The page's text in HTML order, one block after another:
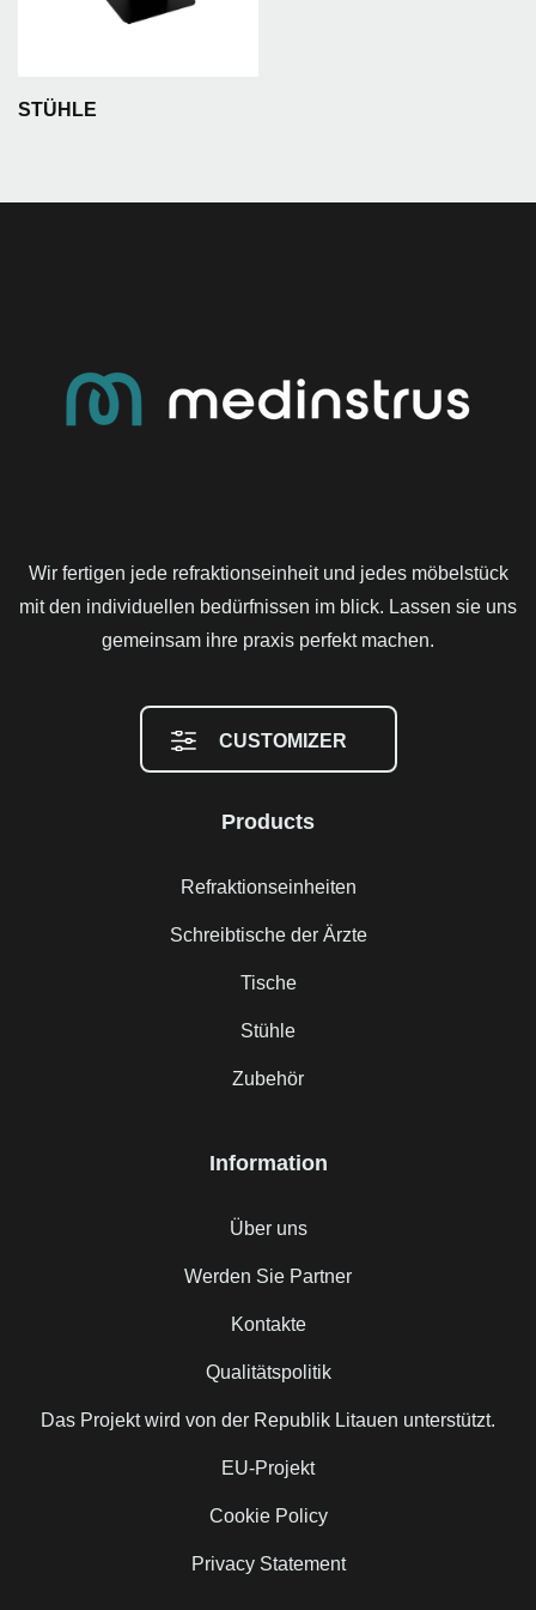
STÜHLE
Wir fertigen jede refraktionseinheit und jedes möbelstück
mit den individuellen bedürfnissen im blick. Lassen sie uns
gemeinsam ihre praxis perfekt machen.
CUSTOMIZER
Products
Refraktionseinheiten
Schreibtische der Ärzte
Tische
Stühle
Zubehör
Information
Über uns
Werden Sie Partner
Kontakte
Qualitätspolitik
Das Projekt wird von der Republik Litauen unterstützt.
EU-Projekt
Cookie Policy
Privacy Statement